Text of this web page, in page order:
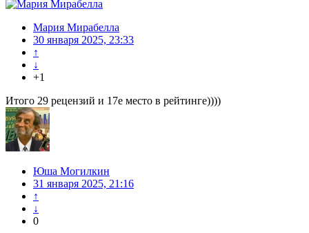
Мария Мирабелла
30 января 2025, 23:33
↑
↓
+1
Итого 29 рецензий и 17е место в рейтинге))))
Юша Могилкин
31 января 2025, 21:16
↑
↓
0